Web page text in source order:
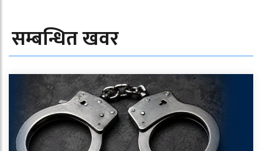
सम्बन्धित खवर